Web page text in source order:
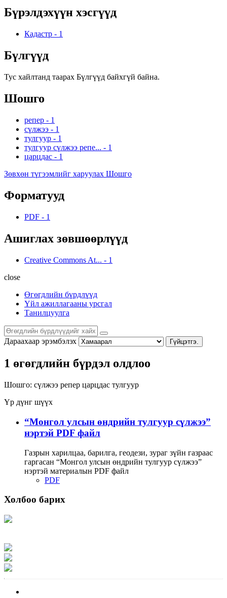
Бүрэлдэхүүн хэсгүүд
Кадастр - 1
Бүлгүүд
Тус хайлтанд таарах Бүлгүүд байхгүй байна.
Шошго
репер - 1
сүлжээ - 1
тулгуур - 1
тулгуур сүлжээ репе... - 1
царцдас - 1
Зөвхөн түгээмлийг харуулах Шошго
Форматууд
PDF - 1
Ашиглах зөвшөөрлүүд
Creative Commons At... - 1
close
Өгөгдлийн бүрдлүүд
Үйл ажиллагааны урсгал
Танилцуулга
Дараахаар эрэмбэлэх Гүйцэтгэ.
1 өгөгдлийн бүрдэл олдлоо
Шошго: сүлжээ репер царцдас тулгуур
Үр дүнг шүүх
“Монгол улсын өндрийн тулгуур сүлжээ”
нэртэй PDF файл
Газрын харилцаа, барилга, геодези, зураг зүйн газраас
гаргасан “Монгол улсын өндрийн тулгуур сүлжээ”
нэртэй материалын PDF файл
PDF
Холбоо барих